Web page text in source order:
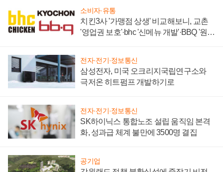
소비자·유통
치킨3사 '가맹점 상생' 비교해보니, 교촌
'영업권 보호'·bhc '신메뉴 개발'·BBQ '원가
전자·전기·정보통신
삼성전자, 미국 오크리지국립연구소와
극저온 히트펌프 개발하기로
전자·전기·정보통신
SK하이닉스 통합노조 설립 움직임 본격
화, 성과급 체계 불만에 3500명 결집
공기업